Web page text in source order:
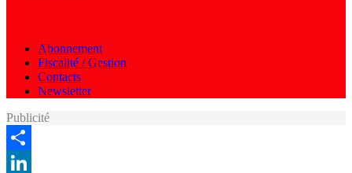
Abonnement
Fiscalité / Gestion
Contacts
Newsletter
Publicité
Share